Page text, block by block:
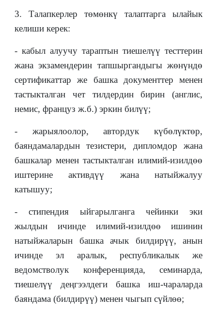
3. Талапкерлер төмөнкү талаптарга ылайык
келиши керек:
- кабыл алуучу тараптын тиешелүү тесттерин
жана экзамендерин тапшыргандыгы жөнүндө
сертификаттар же башка документтер менен
тастыкталган чет тилдердин бирин (англис,
немис, француз ж.б.) эркин билүү;
- жарыялоолор, автордук күбөлүктөр,
баяндамалардын тезистери, дипломдор жана
башкалар менен тастыкталган илимий-изилдөө
иштерине активдүү жана натыйжалуу
катышуу;
- стипендия ыйгарылганга чейинки эки
жылдын ичинде илимий-изилдөө ишинин
натыйжаларын башка ачык билдирүү, анын
ичинде эл аралык, республикалык же
ведомстволук конференцияда, семинарда,
тиешелүү деңгээлдеги башка иш-чараларда
баяндама (билдирүү) менен чыгып сүйлөө;